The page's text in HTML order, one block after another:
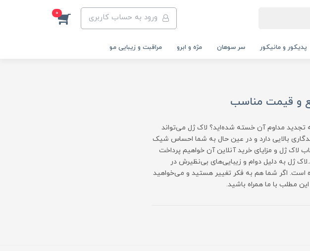
ورود به حساب کاربری 0
پدیکور و مانیکور سر سوهان مژه و ابرو مراقبت و زیبایی مو
و قیمت مناسب
تجدید مداوم آن خسته شده‌اید؟ لاک ژل می‌تواند
بالایی دارد و در عین حال به شما احساس شیک
لاک ژل و مزایای خرید آنلاین آن خواهیم پرداخت
ژل به دلیل دوام و زیبایی‌های بی‌نظیرش در
اگر شما هم به فکر تغییر هستید و می‌خواهید
مطلب با ما همراه باشید.